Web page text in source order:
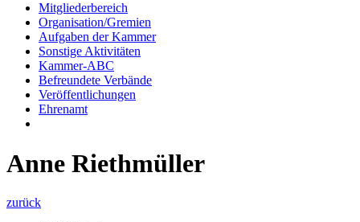
Mitgliederbereich
Organisation/Gremien
Aufgaben der Kammer
Sonstige Aktivitäten
Kammer-ABC
Befreundete Verbände
Veröffentlichungen
Ehrenamt
Anne Riethmüller
zurück